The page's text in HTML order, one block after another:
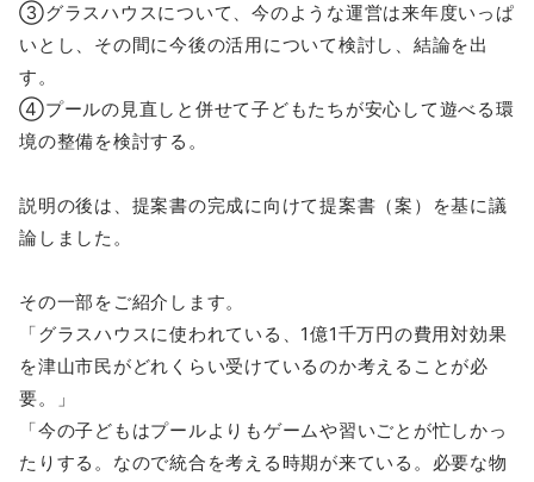
③グラスハウスについて、今のような運営は来年度いっぱ
いとし、その間に今後の活用について検討し、結論を出
す。
④プールの見直しと併せて子どもたちが安心して遊べる環
境の整備を検討する。
説明の後は、提案書の完成に向けて提案書（案）を基に議
論しました。
その一部をご紹介します。
「グラスハウスに使われている、1億1千万円の費用対効果
を津山市民がどれくらい受けているのか考えることが必
要。」
「今の子どもはプールよりもゲームや習いごとが忙しかっ
たりする。なので統合を考える時期が来ている。必要な物